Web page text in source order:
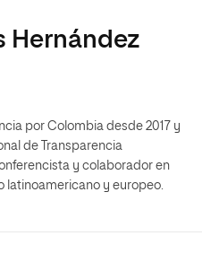
Hernández
por Colombia desde 2017 y
de Transparencia
y colaborador en
latinoamericano y europeo.